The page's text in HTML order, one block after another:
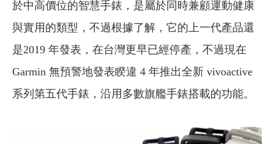
於中高價位的智慧手錶，是屬於同時兼顧運動健康
與實用的類型，不過根據了解，它的上一代產品還
是2019 年發表，在台灣更早已經停產，不過現在
Garmin 無預警地發表睽違 4 年推出全新 vivoactive
系列第五代手錶，沿用多數旗艦手錶搭載的功能。